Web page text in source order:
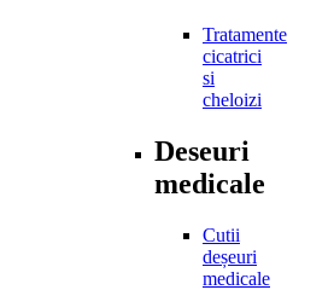
Tratamente
cicatrici
si
cheloizi
Deseuri
medicale
Cutii
deșeuri
medicale